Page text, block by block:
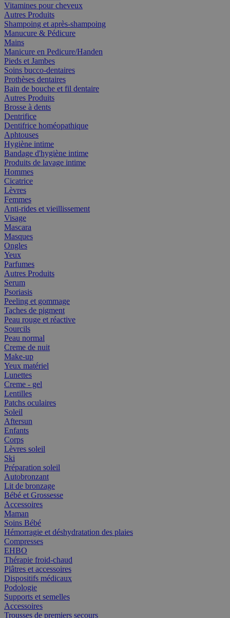
Vitamines pour cheveux
Autres Produits
Shampoing et après-shampoing
Manucure & Pédicure
Mains
Manicure en Pedicure/Handen
Pieds et Jambes
Soins bucco-dentaires
Prothèses dentaires
Bain de bouche et fil dentaire
Autres Produits
Brosse à dents
Dentrifice
Dentifrice homéopathique
Aphtouses
Hygiène intime
Bandage d'hygiène intime
Produits de lavage intime
Hommes
Cicatrice
Lèvres
Femmes
Anti-rides et vieillissement
Visage
Mascara
Masques
Ongles
Yeux
Parfumes
Autres Produits
Serum
Psoriasis
Peeling et gommage
Taches de pigment
Peau rouge et réactive
Sourcils
Peau normal
Creme de nuit
Make-up
Yeux matériel
Lunettes
Creme - gel
Lentilles
Patchs oculaires
Soleil
Aftersun
Enfants
Corps
Lèvres soleil
Ski
Préparation soleil
Autobronzant
Lit de bronzage
Bébé et Grossesse
Accessoires
Maman
Soins Bébé
Hémorragie et déshydratation des plaies
Compresses
EHBO
Thérapie froid-chaud
Plâtres et accessoires
Dispositifs médicaux
Podologie
Supports et semelles
Accessoires
Trousses de premiers secours